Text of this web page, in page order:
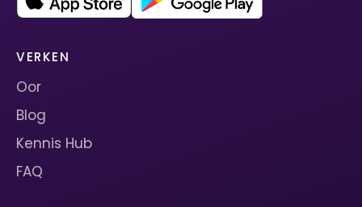
VERKEN
Oor
Blog
Kennis Hub
FAQ